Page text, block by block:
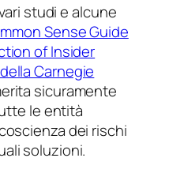
studi e alcune
Sense Guide
of Insider
Carnegie
sicuramente
le entità
dei rischi
soluzioni.